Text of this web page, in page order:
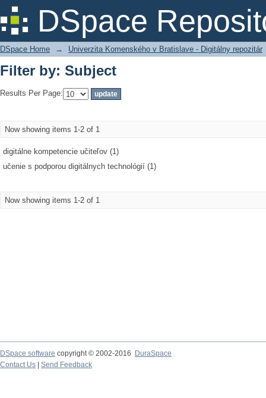
DSpace
Filter by: Subject
DSpace Home → Univerzita Komenského v Bratislave - Digitálny repozitár
Filter by: Subject
Results Per Page:
Now showing items 1-2 of 1
digitálne kompetencie učiteľov (1)
učenie s podporou digitálnych technológií (1)
Now showing items 1-2 of 1
DSpace software copyright © 2002-2016
DuraSpace
Contact Us
Send Feedback